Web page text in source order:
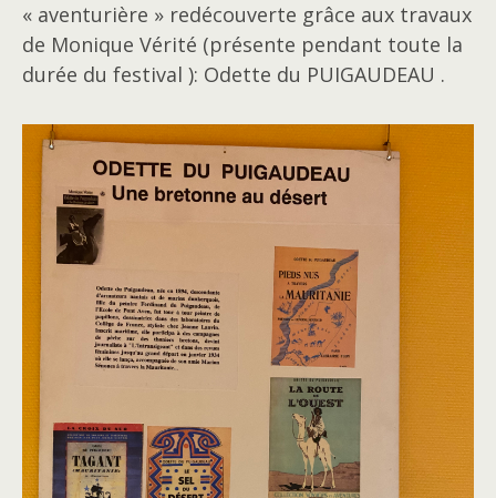
« aventurière » redécouverte grâce aux travaux
de Monique Vérité (présente pendant toute la
durée du festival ): Odette du PUIGAUDEAU .